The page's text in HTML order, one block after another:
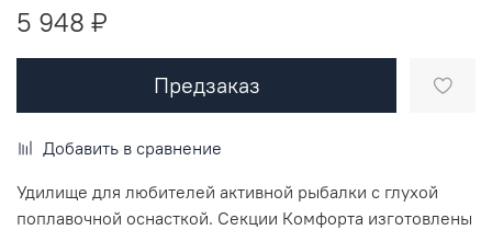
5 948 ₽
Предзаказ
Добавить в сравнение
Удилище для любителей активной рыбалки с глухой
поплавочной оснасткой. Секции Комфорта изготовлены